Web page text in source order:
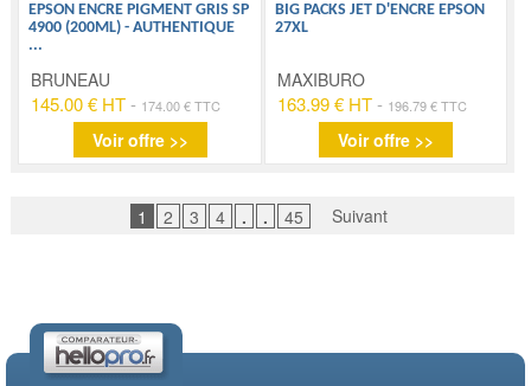
EPSON ENCRE PIGMENT GRIS SP
4900 (200ML) - AUTHENTIQUE
...
BRUNEAU
145.00 € HT - 174.00 € TTC
Voir offre >>
BIG PACKS JET D'ENCRE EPSON
27XL
MAXIBURO
163.99 € HT- 196.79 € TTC
Voir offre >>
1 2 3 4 . . 45 Suivant